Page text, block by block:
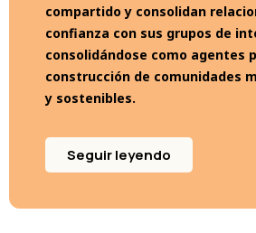
compartido y consolidan
confianza con sus grupos de
consolidándose como agentes
construcción de comunidades
y sostenibles.
Seguir leyendo